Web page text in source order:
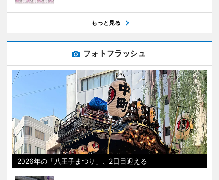
もっと見る
フォトフラッシュ
2026年の「八王子まつり」、2日目迎える